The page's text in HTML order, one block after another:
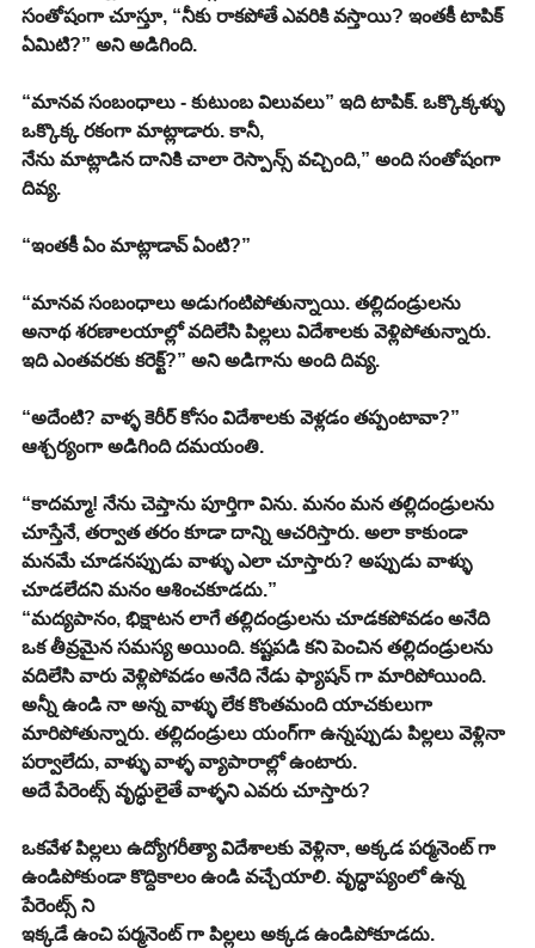
సంతోషంగా చూస్తూ, “నీకు రాకపోతే ఎవరికి వస్తాయి? ఇంతకీ టాపిక్
ఏమిటి?” అని అడిగింది.
“మానవ సంబంధాలు - కుటుంబ విలువలు” ఇది టాపిక్. ఒక్కొక్కళ్ళు
ఒక్కొక్క రకంగా మాట్లాడారు. కానీ,
నేను మాట్లాడిన దానికి చాలా రెస్పాన్స్ వచ్చింది,” అంది సంతోషంగా
దివ్య.
“ఇంతకీ ఏం మాట్లాడావ్ ఏంటి?”
“మానవ సంబంధాలు అడుగంటిపోతున్నాయి. తల్లిదండ్రులను
అనాథ శరణాలయాల్లో వదిలేసి పిల్లలు విదేశాలకు వెళ్లిపోతున్నారు.
ఇది ఎంతవరకు కరెక్ట్?” అని అడిగాను అంది దివ్య.
“అదేంటి? వాళ్ళ కెరీర్ కోసం విదేశాలకు వెళ్లడం తప్పంటావా?”
ఆశ్చర్యంగా అడిగింది దమయంతి.
“కాదమ్మా! నేను చెప్తాను పూర్తిగా విను. మనం మన తల్లిదండ్రులను
చూస్తేనే, తర్వాత తరం కూడా దాన్ని ఆచరిస్తారు. అలా కాకుండా
మనమే చూడనప్పుడు వాళ్ళు ఎలా చూస్తారు? అప్పుడు వాళ్ళు
చూడలేదని మనం ఆశించకూడదు.”
“మద్యపానం, భిక్షాటన లాగే తల్లిదండ్రులను చూడకపోవడం అనేది
ఒక తీవ్రమైన సమస్య అయింది. కష్టపడి కని పెంచిన తల్లిదండ్రులను
వదిలేసి వారు వెళ్లిపోవడం అనేది నేడు ఫ్యాషన్ గా మారిపోయింది.
అన్నీ ఉండి నా అన్న వాళ్ళు లేక కొంతమంది యాచకులుగా
మారిపోతున్నారు. తల్లిదండ్రులు యంగ్‌గా ఉన్నప్పుడు పిల్లలు వెళ్లినా
పర్వాలేదు, వాళ్ళు వాళ్ళ వ్యాపారాల్లో ఉంటారు.
అదే పేరెంట్స్ వృద్ధులైతే వాళ్ళని ఎవరు చూస్తారు?
ఒకవేళ పిల్లలు ఉద్యోగరీత్యా విదేశాలకు వెళ్లినా, అక్కడ పర్మనెంట్ గా
ఉండిపోకుండా కొద్దికాలం ఉండి వచ్చేయాలి. వృద్ధాప్యంలో ఉన్న
పేరెంట్స్ ని
ఇక్కడే ఉంచి పర్మనెంట్ గా పిల్లలు అక్కడ ఉండిపోకూడదు.